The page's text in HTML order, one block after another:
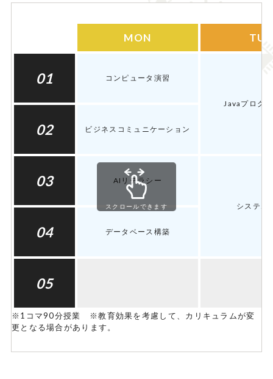
MON TUE
01 コンピュータ演習
Javaプログ
02 ビジネスコミュニケーション
03 AIリテラシー
システム
04 データベース構築
05
※1コマ90分授業 ※教育効果を考慮して、カリキュラムが変
更となる場合があります。
スクロールできます